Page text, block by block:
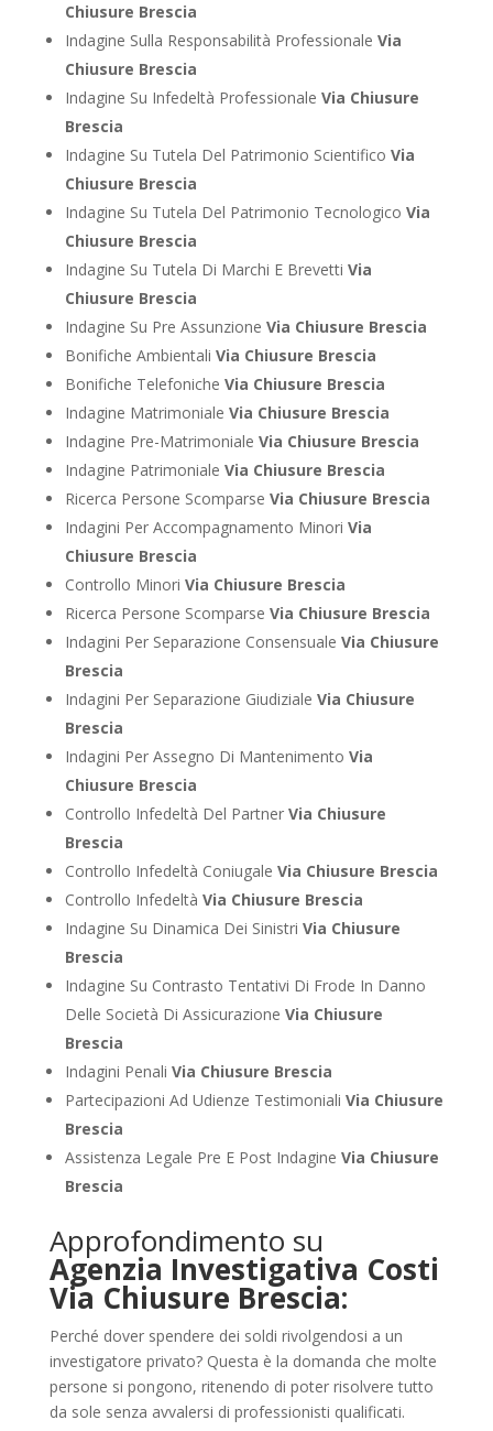
Chiusure Brescia
Indagine Sulla Responsabilità Professionale Via
Chiusure Brescia
Indagine Su Infedeltà Professionale Via Chiusure
Brescia
Indagine Su Tutela Del Patrimonio Scientifico Via
Chiusure Brescia
Indagine Su Tutela Del Patrimonio Tecnologico Via
Chiusure Brescia
Indagine Su Tutela Di Marchi E Brevetti Via
Chiusure Brescia
Indagine Su Pre Assunzione Via Chiusure Brescia
Bonifiche Ambientali Via Chiusure Brescia
Bonifiche Telefoniche Via Chiusure Brescia
Indagine Matrimoniale Via Chiusure Brescia
Indagine Pre-Matrimoniale Via Chiusure Brescia
Indagine Patrimoniale Via Chiusure Brescia
Ricerca Persone Scomparse Via Chiusure Brescia
Indagini Per Accompagnamento Minori Via
Chiusure Brescia
Controllo Minori Via Chiusure Brescia
Ricerca Persone Scomparse Via Chiusure Brescia
Indagini Per Separazione Consensuale Via Chiusure
Brescia
Indagini Per Separazione Giudiziale Via Chiusure
Brescia
Indagini Per Assegno Di Mantenimento Via
Chiusure Brescia
Controllo Infedeltà Del Partner Via Chiusure
Brescia
Controllo Infedeltà Coniugale Via Chiusure Brescia
Controllo Infedeltà Via Chiusure Brescia
Indagine Su Dinamica Dei Sinistri Via Chiusure
Brescia
Indagine Su Contrasto Tentativi Di Frode In Danno
Delle Società Di Assicurazione Via Chiusure
Brescia
Indagini Penali Via Chiusure Brescia
Partecipazioni Ad Udienze Testimoniali Via Chiusure
Brescia
Assistenza Legale Pre E Post Indagine Via Chiusure
Brescia
Approfondimento su
Agenzia Investigativa Costi
Via Chiusure Brescia:
Perché dover spendere dei soldi rivolgendosi a un
investigatore privato? Questa è la domanda che molte
persone si pongono, ritenendo di poter risolvere tutto
da sole senza avvalersi di professionisti qualificati.